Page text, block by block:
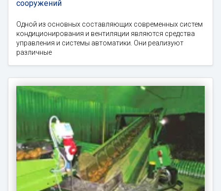
сооружений
Одной из основных составляющих современных систем
кондиционирования и вентиляции являются средства
управления и системы автоматики. Они реализуют
различные